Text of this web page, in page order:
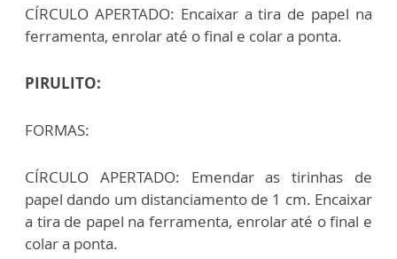
CÍRCULO APERTADO: Encaixar a tira de papel na
ferramenta, enrolar até o final e colar a ponta.
PIRULITO:
FORMAS:
CÍRCULO APERTADO: Emendar as tirinhas de
papel dando um distanciamento de 1 cm. Encaixar
a tira de papel na ferramenta, enrolar até o final e
colar a ponta.